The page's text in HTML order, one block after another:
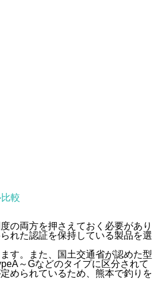
較
の両方を押さえておく必要があり
れた認証を保持している製品を選
す。また、国土交通省が認めた型
～Gなどのタイプに区分されて
められているため、熊本で釣りを